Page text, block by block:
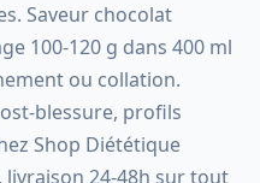
Saveur chocolat
100-120 g dans 400 ml
ou collation.
blessure, profils
Shop Diététique
livraison 24-48h sur tout